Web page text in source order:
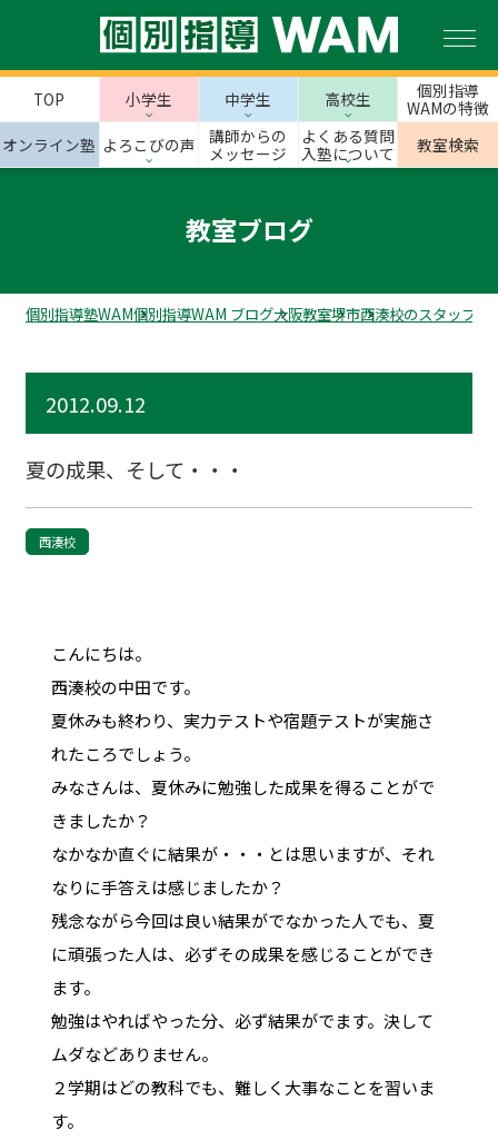
TOP 小学生 中学生 高校生
個別指導
WAMの特徴
オンライン塾 よろこびの声
講師からの
メッセージ
よくある質問
入塾について
教室検索
教室ブログ
個別指導塾WAM個別指導WAM ブログ大阪教室堺市西湊校のスタッフブ
2012.09.12
夏の成果、そして・・・
西湊校
こんにちは。
西湊校の中田です。
夏休みも終わり、実力テストや宿題テストが実施さ
れたころでしょう。
みなさんは、夏休みに勉強した成果を得ることがで
きましたか？
なかなか直ぐに結果が・・・とは思いますが、それ
なりに手答えは感じましたか？
残念ながら今回は良い結果がでなかった人でも、夏
に頑張った人は、必ずその成果を感じることができ
ます。
勉強はやればやった分、必ず結果がでます。決して
ムダなどありません。
２学期はどの教科でも、難しく大事なことを習いま
す。